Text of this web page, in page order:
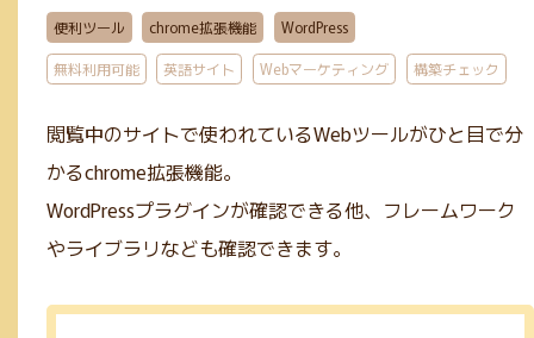
クレジット表記不要(58) Webマーケティング(12)
mov(2) WebP変換(1) デザイン(71) PHP(4) リサイズ(3)
コーディング(70) Photoshop(3) 初学者向け(27)
構築チェック(10) Illustrator(1)
便利ツール chrome拡張機能 WordPress
無料利用可能 英語サイト Webマーケティング 構築チェック
閲覧中のサイトで使われているWebツールがひと目で分
かるchrome拡張機能。
WordPressプラグインが確認できる他、フレームワーク
やライブラリなども確認できます。